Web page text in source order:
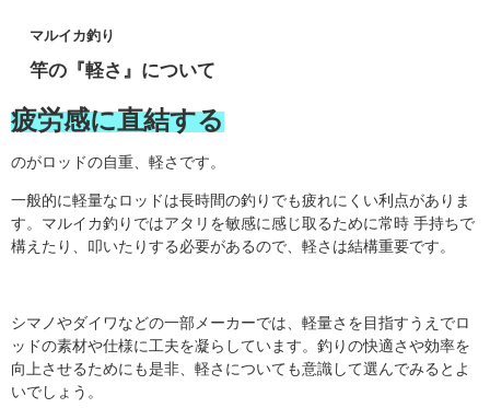
マルイカ釣り
竿の『軽さ』について
疲労感に直結する
のがロッドの自重、軽さです。
一般的に軽量なロッドは長時間の釣りでも疲れにくい利点がありま
す。マルイカ釣りではアタリを敏感に感じ取るために常時 手持ちで
構えたり、叩いたりする必要があるので、軽さは結構重要です。
シマノやダイワなどの一部メーカーでは、軽量さを目指すうえでロ
ッドの素材や仕様に工夫を凝らしています。釣りの快適さや効率を
向上させるためにも是非、軽さについても意識して選んでみるとよ
いでしょう。